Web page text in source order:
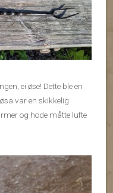
ei øse! Dette ble en
var en skikkelig
og hode måtte lufte